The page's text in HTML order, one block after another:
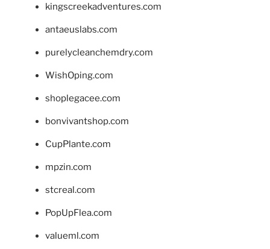
kingscreekadventures.com
antaeuslabs.com
purelycleanchemdry.com
WishOping.com
shoplegacee.com
bonvivantshop.com
CupPlante.com
mpzin.com
stcreal.com
PopUpFlea.com
valueml.com